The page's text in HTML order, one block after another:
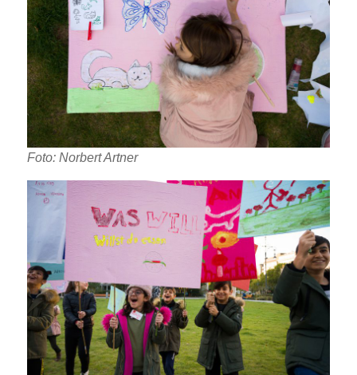
Foto: Norbert Artner